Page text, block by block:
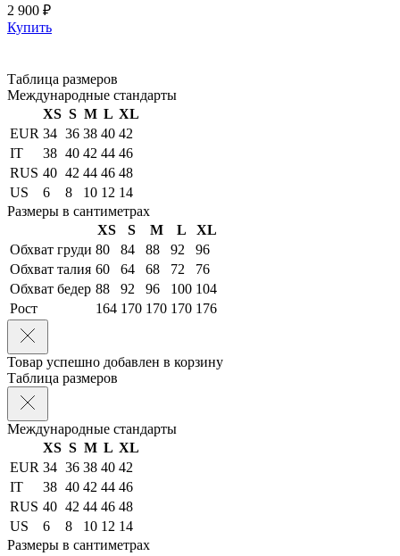
2 900 ₽
Купить
Таблица размеров
Международные стандарты
XS S M L XL
EUR 34 36 38 40 42
IT
38 40 42 44 46
RUS 40 42 44 46 48
US
6 8 10 12 14
Размеры в сантиметрах
XS
S M L
XL
Обхват груди 80 84 88 92
96
Обхват талия 60 64 68 72
76
Обхват бедер 88 92 96 100 104
Рост
164 170 170 170 176
Товар успешно добавлен в корзину
Таблица размеров
Международные стандарты
XS S M L XL
EUR 34 36 38 40 42
IT
38 40 42 44 46
RUS 40 42 44 46 48
US
6 8 10 12 14
Размеры в сантиметрах